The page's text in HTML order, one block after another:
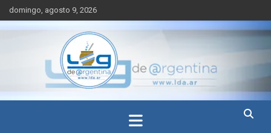
Saltar
al
contenido
domingo, agosto 9, 2026
LdA (Log de Argentina)